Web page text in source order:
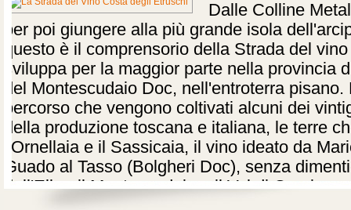
Dalle Colline
per poi giungere alla più grande isola
questo è il comprensorio della Strada del
sviluppa per la maggior parte nella provincia
del Montescudaio Doc, nell'entroterra
percorso che vengono coltivati alcuni dei
della produzione toscana e italiana, le terre
l'Ornellaia e il Sassicaia, il vino ideato da
Guado al Tasso (Bolgheri Doc), senza
dell'Elba, il Montescudaio e il Val di Cornia.